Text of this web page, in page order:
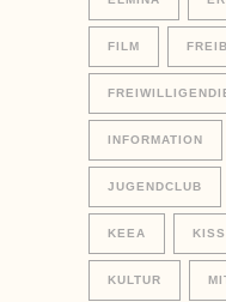
FILM
INFORMATION
JUGENDCLUB
KEEA KISS
KULTUR